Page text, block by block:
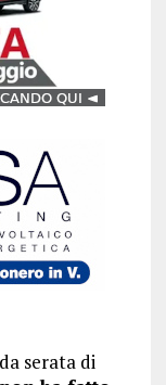
serata di